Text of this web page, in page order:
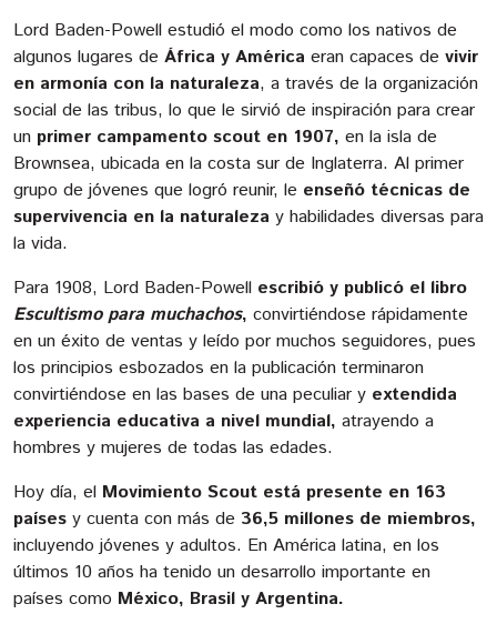
Lord Baden-Powell estudió el modo como los nativos de
algunos lugares de África y América eran capaces de vivir
en armonía con la naturaleza, a través de la organización
social de las tribus, lo que le sirvió de inspiración para crear
un primer campamento scout en 1907, en la isla de
Brownsea, ubicada en la costa sur de Inglaterra. Al primer
grupo de jóvenes que logró reunir, le enseñó técnicas de
supervivencia en la naturaleza y habilidades diversas para
la vida.
Para 1908, Lord Baden-Powell escribió y publicó el libro
Escultismo para muchachos, convirtiéndose rápidamente
en un éxito de ventas y leído por muchos seguidores, pues
los principios esbozados en la publicación terminaron
convirtiéndose en las bases de una peculiar y extendida
experiencia educativa a nivel mundial, atrayendo a
hombres y mujeres de todas las edades.
Hoy día, el Movimiento Scout está presente en 163
países y cuenta con más de 36,5 millones de miembros,
incluyendo jóvenes y adultos. En América latina, en los
últimos 10 años ha tenido un desarrollo importante en
países como México, Brasil y Argentina.